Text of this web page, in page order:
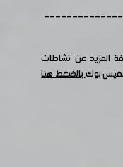
المزيد عن نشاطات
بوكبالضغط هنا